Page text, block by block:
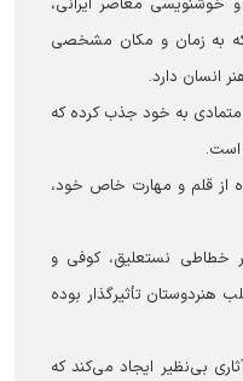
خوشنویسی معاصر ایرانی،
به زمان و مکان مشخصی
انسان دارد.
متمادی به خود جذب کرده که
است.
از قلم و مهارت خاص خود،
خطاطی نستعليق، کوفی و
هنردوستان تأثیرگذار بوده
بی‌نظیر ایجاد می‌کند که